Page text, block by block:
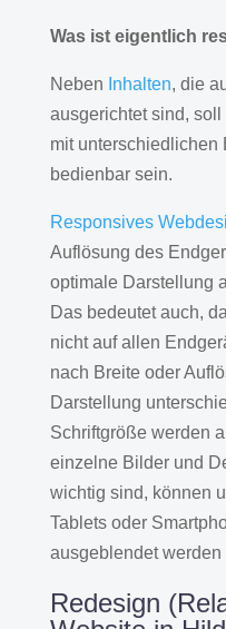
Was ist eigentlich
Neben Inhalten, die
ausgerichtet sind,
mit unterschiedlichen
bedienbar sein.
Responsives
Auflösung des
optimale Darstellung
Das bedeutet auch,
nicht auf allen
nach Breite oder
Darstellung
Schriftgröße werden
einzelne Bilder und
wichtig sind, können
Tablets oder
ausgeblendet werden
Redesign